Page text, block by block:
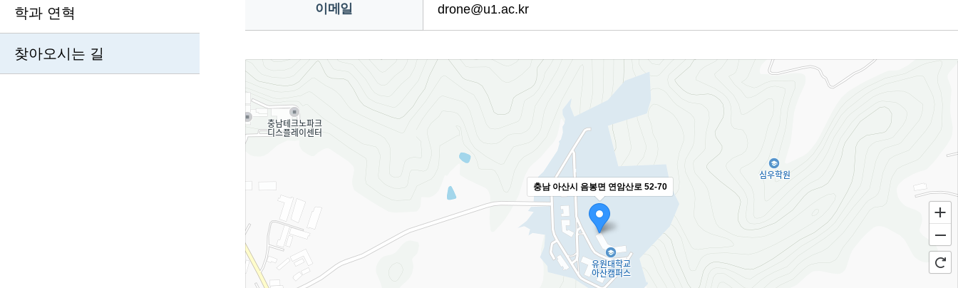
학과 연혁
찾아오시는 길
이메일 drone@u1.ac.kr
충남 아산시 음봉면 연암산로 52-70